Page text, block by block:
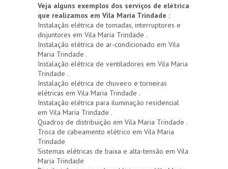
Veja alguns exemplos dos serviços de elétrica
que realizamos em Vila Maria Trindade :
Instalação elétrica de tomadas, interruptores e
disjuntores em Vila Maria Trindade .
Instalação elétrica de ar-condicionado em Vila
Maria Trindade .
Instalação elétrica de ventiladores em Vila Maria
Trindade .
Instalação elétrica de chuveiro e torneiras
elétricas em Vila Maria Trindade .
Instalação elétrica para iluminação residencial
em Vila Maria Trindade .
Quadros de distribuição em Vila Maria Trindade .
Troca de cabeamento elétrico em Vila Maria
Trindade
Sistemas elétricas de baixa e alta-tensão em Vila
Maria Trindade